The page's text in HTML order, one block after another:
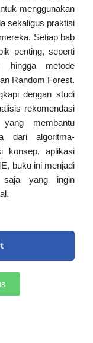
menggunakan
sekaligus praktisi
Setiap bab
penting, seperti
hingga metode
Random Forest.
dengan studi
rekomendasi
membantu
dari algoritma-
konsep, aplikasi
buku ini menjadi
saja yang ingin